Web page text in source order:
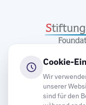
Cookie-
Wir
unserer
sind für den